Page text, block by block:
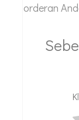
orderan